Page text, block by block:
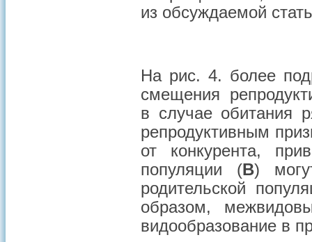
из обсуждаемой
На рис. 4. более
смещения
в случае обитания
репродуктивным
от конкурента,
популяции (B)
родительской
образом,
видообразование в